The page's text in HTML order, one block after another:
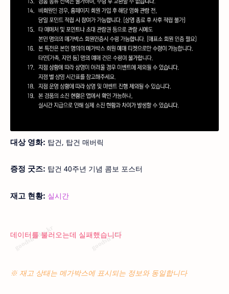
대상 영화: 탑건, 탑건 매버릭
증정 굿즈: 탑건 40주년 기념 콤보 포스터
재고 현황: 실시간
데이터를 불러오는데 실패했습니다
※ 재고 상태는 메가박스에 표시되는 정보와 동일합니다